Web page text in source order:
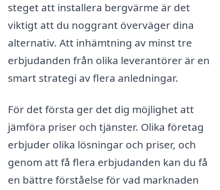
steget att installera bergvärme är det
viktigt att du noggrant överväger dina
alternativ. Att inhämtning av minst tre
erbjudanden från olika leverantörer är en
smart strategi av flera anledningar.
För det första ger det dig möjlighet att
jämföra priser och tjänster. Olika företag
erbjuder olika lösningar och priser, och
genom att få flera erbjudanden kan du få
en bättre förståelse för vad marknaden